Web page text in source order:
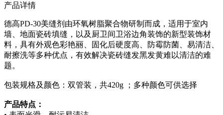
产品详情
德高PD-30美缝剂由环氧树脂聚合物研制而成，适用于室内
墙、地面瓷砖填缝，以及厨卫间卫浴边角装饰的新型装饰材
料，具有外观色彩艳丽、固化后硬度高、防霉防菌、易清洁、
耐擦洗等多种优点，有效解决瓷砖缝发黑发黄难以清洁的难
题。
包装规格及颜色：双管装，共420g ；多种颜色可供选择
产品特点：